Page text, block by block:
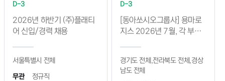
D-3
2026년 하반기 (주)플래티
어 신입/경력 채용
서울특별시 전체
무관
정규직
D-3
[동아쏘시오그룹사] 용마로
지스 2026년 7월, 각 부문
경기도 전체,전라북도 전체,경상
남도 전체